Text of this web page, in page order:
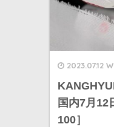
2023.07.12
国内7月12
100］